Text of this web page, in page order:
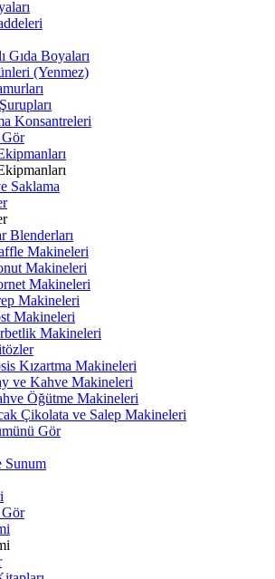
Gıda Boyaları
(Yenmez)
Konsantreleri
Saklama
Blenderları
Makineleri
Makineleri
Makineleri
Makineleri
Makineleri
Makineleri
Kızartma Makineleri
ve Kahve Makineleri
Öğütme Makineleri
Çikolata ve Salep Makineleri
Gör
Sunum